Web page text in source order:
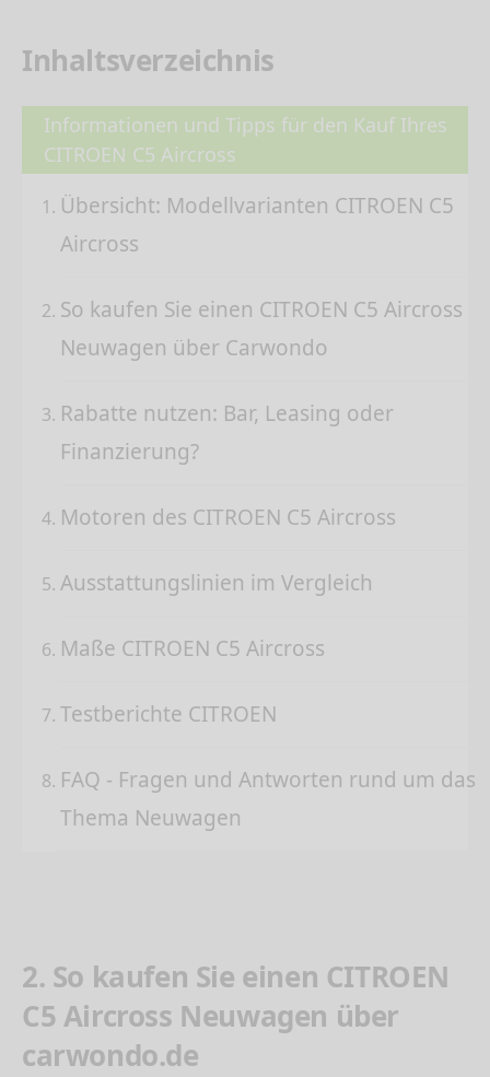
Inhaltsverzeichnis
Informationen und Tipps für den Kauf Ihres
CITROEN C5 Aircross
Übersicht: Modellvarianten CITROEN C5
Aircross
So kaufen Sie einen CITROEN C5 Aircross
Neuwagen über Carwondo
Rabatte nutzen: Bar, Leasing oder
Finanzierung?
Motoren des CITROEN C5 Aircross
Ausstattungslinien im Vergleich
Maße CITROEN C5 Aircross
Testberichte CITROEN
FAQ - Fragen und Antworten rund um das
Thema Neuwagen
2. So kaufen Sie einen CITROEN
C5 Aircross Neuwagen über
carwondo.de